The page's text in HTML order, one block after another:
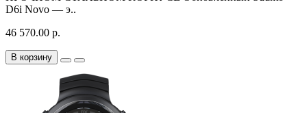
D6i Novo — э..
46 570.00 р.
В корзину